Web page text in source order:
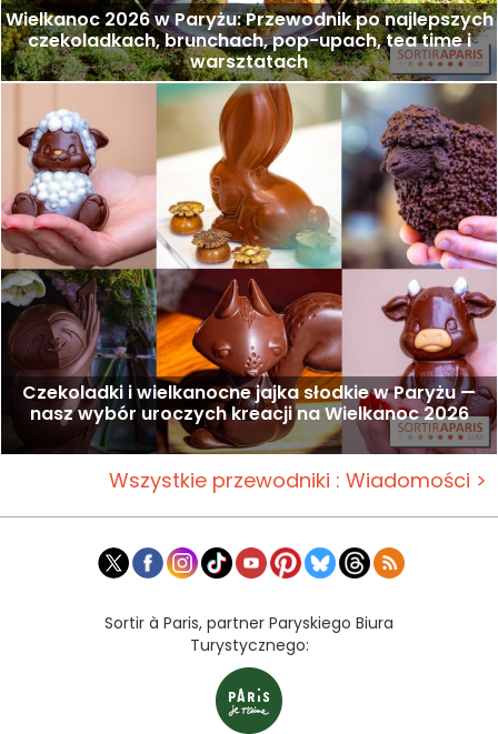
Wielkanoc 2026 w Paryżu: Przewodnik po najlepszych
czekoladkach, brunchach, pop-upach, tea time i
warsztatach
Czekoladki i wielkanocne jajka słodkie w Paryżu —
nasz wybór uroczych kreacji na Wielkanoc 2026
Wszystkie przewodniki : Wiadomości >
Sortir à Paris, partner Paryskiego Biura
Turystycznego: